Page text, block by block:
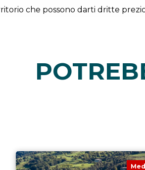
che possono darti dritte